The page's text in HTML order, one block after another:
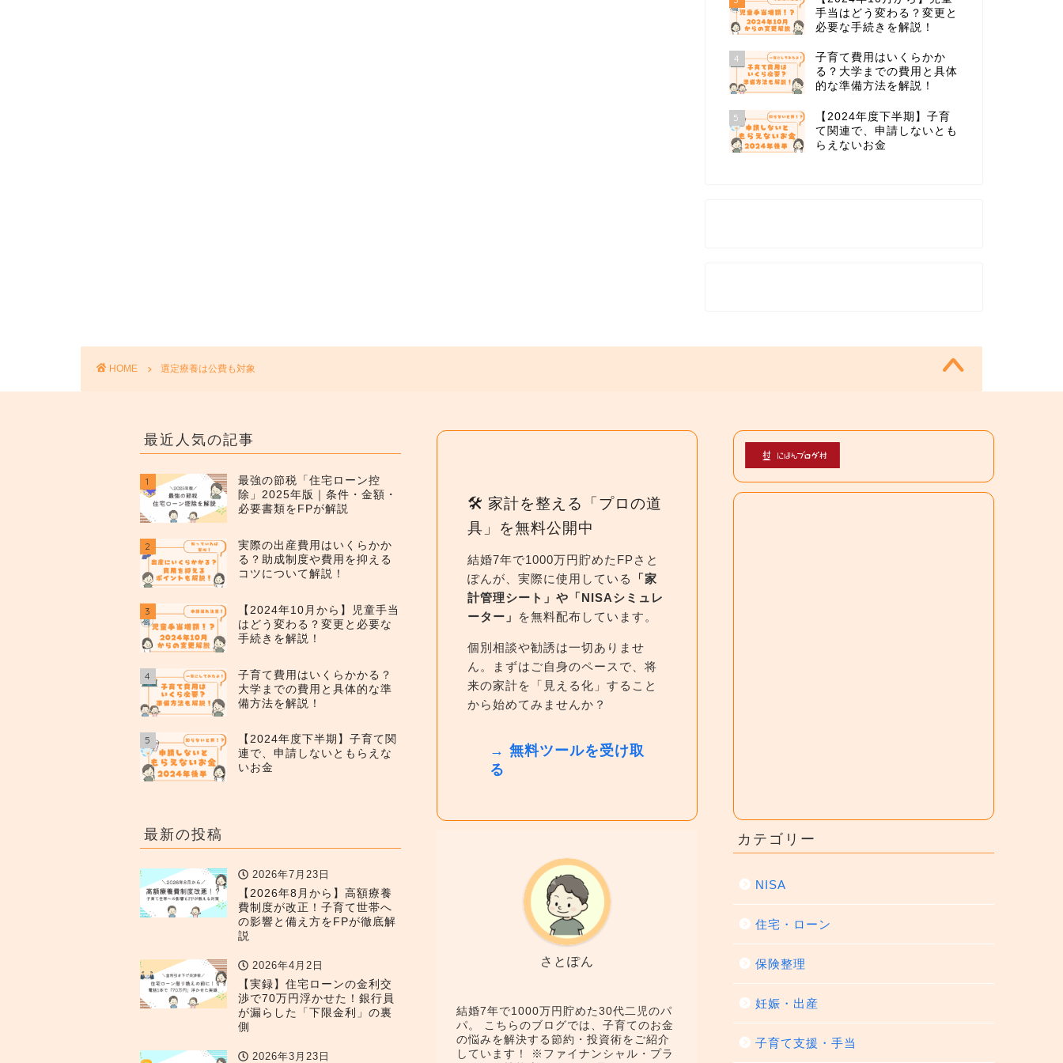
手当はどう変わる？変更と
必要な手続きを解説！
4
子育て費用はいくらかか
る？大学までの費用と具体
的な準備方法を解説！
5
【2024年度下半期】子育
て関連で、申請しないとも
らえないお金
HOME 選定療養は公費も対象
最近人気の記事
1
最強の節税「住宅ローン控
除」2025年版｜条件・金額・
必要書類をFPが解説
2
実際の出産費用はいくらかか
る？助成制度や費用を抑える
コツについて解説！
3
【2024年10月から】児童手当
はどう変わる？変更と必要な
手続きを解説！
4
子育て費用はいくらかかる？
大学までの費用と具体的な準
備方法を解説！
5
【2024年度下半期】子育て関
連で、申請しないともらえな
いお金
最新の投稿
2026年7月23日
【2026年8月から】高額療養
費制度が改正！子育て世帯へ
の影響と備え方をFPが徹底解
説
2026年4月2日
【実録】住宅ローンの金利交
渉で70万円浮かせた！銀行員
が漏らした「下限金利」の裏
側
2026年3月23日
🛠 家計を整える「プロの道
具」を無料公開中
結婚7年で1000万円貯めたFPさと
ぽんが、実際に使用している
「家
計管理シート」や「NISAシミュレ
ーター」
を無料配布しています。
個別相談や勧誘は一切ありませ
ん。まずはご自身のペースで、将
来の家計を「見える化」すること
から始めてみませんか？
→ 無料ツールを受け取
る
さとぽん
結婚7年で1000万円貯めた30代二児のパ
パ。 こちらのブログでは、子育てのお金
の悩みを解決する節約・投資術をご紹介
しています！ ※ファイナンシャル・プラ
カテゴリー
NISA
住宅・ローン
保険整理
妊娠・出産
子育て支援・手当